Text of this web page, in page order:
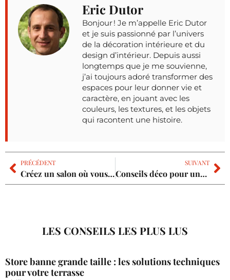
Eric Dutor
Bonjour ! Je m’appelle Eric Dutor
et je suis passionné par l’univers
de la décoration intérieure et du
design d’intérieur. Depuis aussi
longtemps que je me souvienne,
j’ai toujours adoré transformer des
espaces pour leur donner vie et
caractère, en jouant avec les
couleurs, les textures, et les objets
qui racontent une histoire.
PRÉCÉDENT
Créez un salon où vous vous sentez bien en suivant des conseils pour la décoration
SUIVANT
Conseils déco pour une maison bien rangée
LES CONSEILS LES PLUS LUS
Store banne grande taille : les solutions techniques
pour votre terrasse